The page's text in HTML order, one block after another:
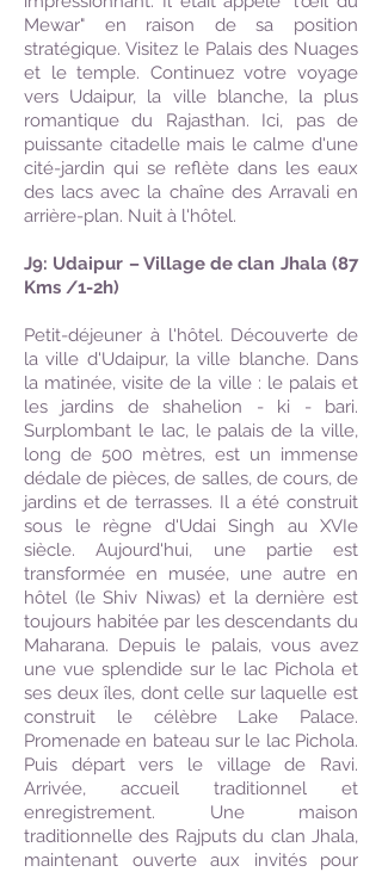
Mewar" en raison de sa position
stratégique. Visitez le Palais des Nuages
et le temple. Continuez votre voyage
vers Udaipur, la ville blanche, la plus
romantique du Rajasthan. Ici, pas de
puissante citadelle mais le calme d'une
cité-jardin qui se reflète dans les eaux
des lacs avec la chaîne des Arravali en
arrière-plan. Nuit à l'hôtel.
J9: Udaipur – Village de clan Jhala (87
Kms /1-2h)
Petit-déjeuner à l'hôtel. Découverte de
la ville d'Udaipur, la ville blanche. Dans
la matinée, visite de la ville : le palais et
les jardins de shahelion - ki - bari.
Surplombant le lac, le palais de la ville,
long de 500 mètres, est un immense
dédale de pièces, de salles, de cours, de
jardins et de terrasses. Il a été construit
sous le règne d'Udai Singh au XVIe
siècle. Aujourd'hui, une partie est
transformée en musée, une autre en
hôtel (le Shiv Niwas) et la dernière est
toujours habitée par les descendants du
Maharana. Depuis le palais, vous avez
une vue splendide sur le lac Pichola et
ses deux îles, dont celle sur laquelle est
construit le célèbre Lake Palace.
Promenade en bateau sur le lac Pichola.
Puis départ vers le village de Ravi.
Arrivée, accueil traditionnel et
enregistrement. Une maison
traditionnelle des Rajputs du clan Jhala,
maintenant ouverte aux invités pour